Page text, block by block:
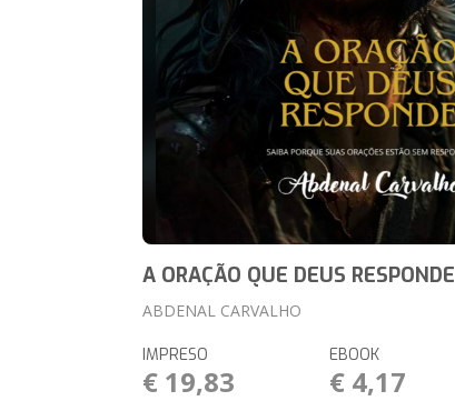
A ORAÇÃO QUE DEUS RESPONDE
ABDENAL CARVALHO
IMPRESO
€ 19,83
EBOOK
€ 4,17